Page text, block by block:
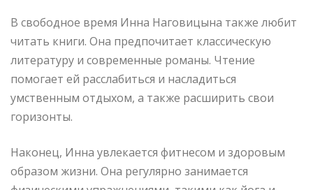
В свободное время Инна Наговицына также любит
читать книги. Она предпочитает классическую
литературу и современные романы. Чтение
помогает ей расслабиться и насладиться
умственным отдыхом, а также расширить свои
горизонты.
Наконец, Инна увлекается фитнесом и здоровым
образом жизни. Она регулярно занимается